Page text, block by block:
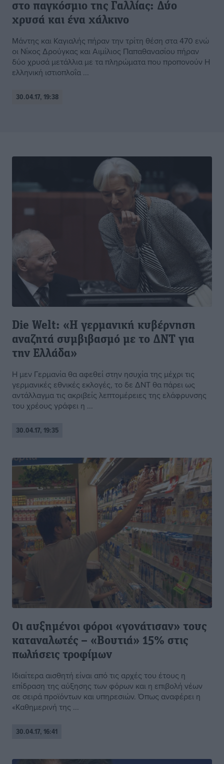
στο παγκόσμιο της Γαλλίας: Δύο
χρυσά και ένα χάλκινο
Μάντης και Καγιαλής πήραν την τρίτη θέση στα 470 ενώ
οι Νίκος Δρούγκας και Αιμίλιος Παπαθανασίου πήραν
δύο χρυσά μετάλλια με τα πληρώματα που προπονούν Η
ελληνική ιστιοπλοΐα ...
30.04.17, 19:38
Die Welt: «Η γερμανική κυβέρνηση
αναζητά συμβιβασμό με το ΔΝΤ για
την Ελλάδα»
Η μεν Γερμανία θα αφεθεί στην ησυχία της μέχρι τις
γερμανικές εθνικές εκλογές, το δε ΔΝΤ θα πάρει ως
αντάλλαγμα τις ακριβείς λεπτομέρειες της ελάφρυνσης
του χρέους γράφει η ...
30.04.17, 19:35
Οι αυξημένοι φόροι «γονάτισαν» τους
καταναλωτές – «Βουτιά» 15% στις
πωλήσεις τροφίμων
Ιδιαίτερα αισθητή είναι από τις αρχές του έτους η
επίδραση της αύξησης των φόρων και η επιβολή νέων
σε σειρά προϊόντων και υπηρεσιών. Όπως αναφέρει η
«Καθημερινή της ...
30.04.17, 16:41